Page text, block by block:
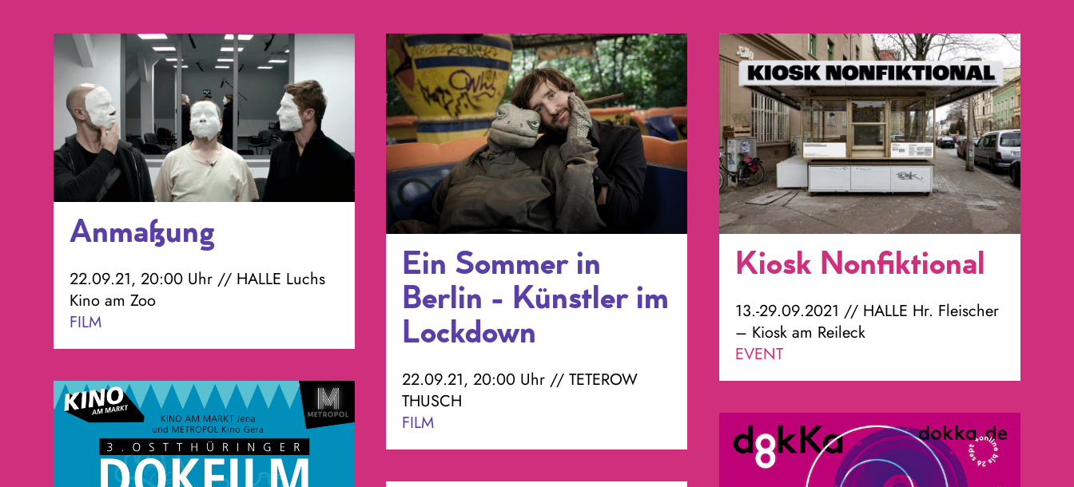
Anmaßung
22.09.21, 20:00 Uhr // HALLE Luchs
Kino am Zoo
FILM
Ein Sommer in
Berlin - Künstler im
Lockdown
22.09.21, 20:00 Uhr // TETEROW
THUSCH
FILM
Kiosk Nonfiktional
13.-29.09.2021 // HALLE Hr. Fleischer
– Kiosk am Reileck
EVENT